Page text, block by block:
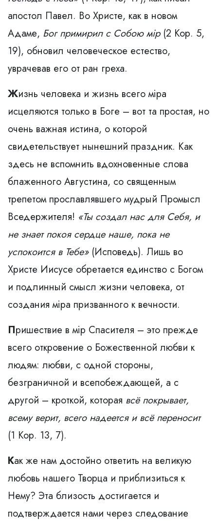
апостол Павел. Во Христе, как в новом
Адаме, Бог примирил с Собою мiр(2 Кор. 5,
19), обновил человеческое естество,
уврачевав его от ран греха.
Жизнь человека и жизнь всего мiра
исцеляются только в Боге – вот та простая, но
очень важная истина, о которой
свидетельствует нынешний праздник. Как
здесь не вспомнить вдохновенные слова
блаженного Августина, со священным
трепетом прославлявшего мудрый Промысл
Вседержителя! «Ты создал насдля Себя, и
не знает покоя сердце наше, пока не
успокоится в Тебе»(Исповедь). Лишь во
Христе Иисусе обретается единство с Богом
и подлинный смысл жизни человека, от
создания мiра призванного к вечности.
Пришествие в мiр Спасителя – это прежде
всего откровение о Божественной любви к
людям: любви, с одной стороны,
безграничной и всепобеждающей, а с
другой – кроткой, которая всё покрывает,
всемуверит, всего надеется и всё переносит
(1 Кор. 13, 7).
Как же нам достойно ответить на великую
любовь нашего Творца и приблизиться к
Нему? Эта близость достигается и
подтверждается нами через следование